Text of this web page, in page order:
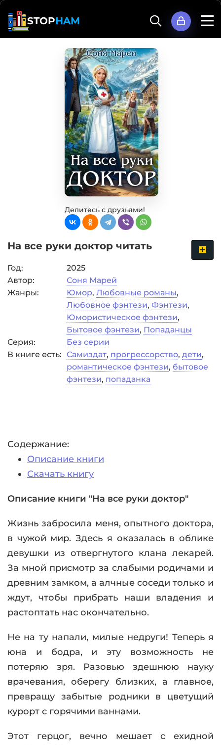
STOPHAM
Делитесь с друзьями!
На все руки доктор читать
Год:
2025
Автор:
Соня Марей
Жанры:
Юмор, Любовные романы,
Любовное фэнтези, Фэнтези,
Юмористическое фэнтези,
Бытовое фэнтези, Попаданцы
Серия:
Без серии
В книге есть:
Самиздат, прогрессорство, дети,
романтическое фэнтези, бытовое
фэнтези, попаданка
Содержание:
Описание книги
Скачать книгу
Описание книги "На все руки доктор"
Жизнь забросила меня, опытного доктора,
в чужой мир. Здесь я оказалась в облике
девушки из отвергнутого клана лекарей.
За мной присмотр за слабыми родичами и
древним замком, а алчные соседи только и
ждут, чтобы прибрать наши владения и
растоптать нас окончательно.
Не на ту напали, милые недруги! Теперь я
юна и бодра, и эту возможность не
потеряю зря. Разовью здешнюю науку
врачевания, оберегу близких, а главное,
превращу забытые родники в цветущий
курорт с горячими ваннами.
Этот герцог, вечно мешает с ехидной